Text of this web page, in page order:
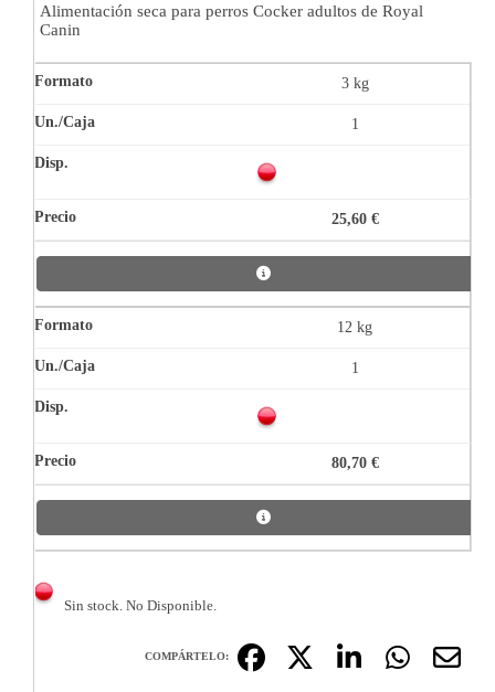
Alimentación seca para perros Cocker adultos de Royal
Canin
3 kg
1
25,60 €
12 kg
1
80,70 €
Sin stock. No Disponible.
COMPÁRTELO: